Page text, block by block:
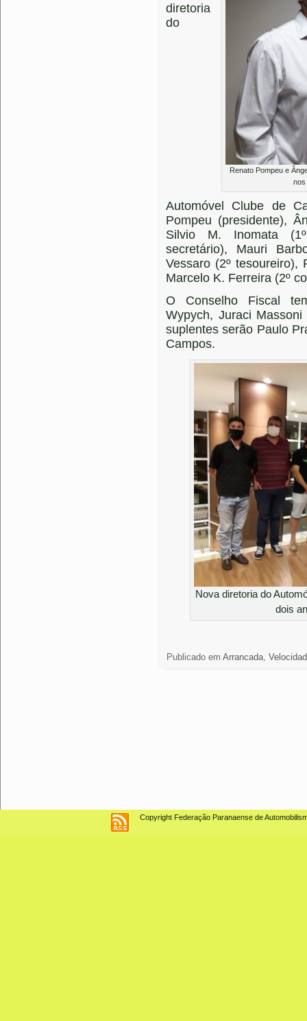
Renato Pompeu e
nos
diretoria
do
Automóvel Clube de
Pompeu (presidente),
Silvio M. Inomata
secretário), Mauri
Vessaro (2º tesoureiro),
Marcelo K. Ferreira (2º
O Conselho Fiscal
Wypych, Juraci
suplentes serão Paulo
Campos.
Nova diretoria do
dois
Publicado em Arrancada,
Copyright Federação Paranaense de